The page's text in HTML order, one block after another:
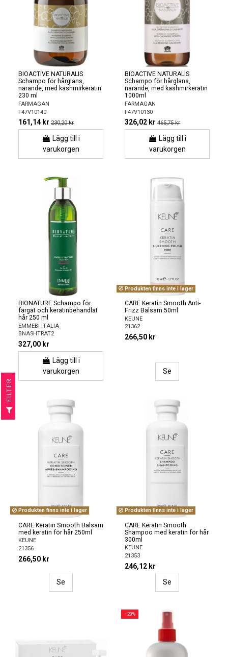
BIOACTIVE NATURALIS
Schampo för hårglans,
närande, med kashmirkeratin
230 ml
FARMAGAN
F47V10140
161,14 kr 230,20 kr
Lägg till i
varukorgen
BIOACTIVE NATURALIS
Schampo för hårglans,
närande, med kashmirkeratin
1000ml
FARMAGAN
F47V10130
326,02 kr 465,75 kr
Lägg till i
varukorgen
BIONATURE Schampo för
färgat och keratinbehandlat
hår 250 ml
EMMEBI ITALIA
BNASHTRAT2
327,00 kr
Lägg till i
varukorgen
Produkten finns inte i lager
CARE Keratin Smooth Anti-
Frizz Balsam 50ml
KEUNE
21362
266,50 kr
Se
Produkten finns inte i lager
CARE Keratin Smooth Balsam
med keratin för hår 250ml
KEUNE
21356
266,50 kr
Se
Produkten finns inte i lager
CARE Keratin Smooth
Shampoo med keratin för hår
300ml
KEUNE
21353
246,12 kr
Se
−20%
R